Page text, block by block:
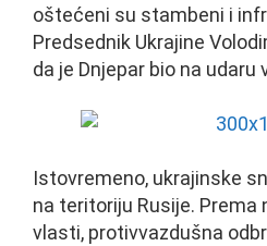
oštećeni su stambeni i
Predsednik Ukrajine
da je Dnjepar bio na
Istovremeno, ukrajinske
na teritoriju Rusije. Prema
vlasti, protivvazdušna